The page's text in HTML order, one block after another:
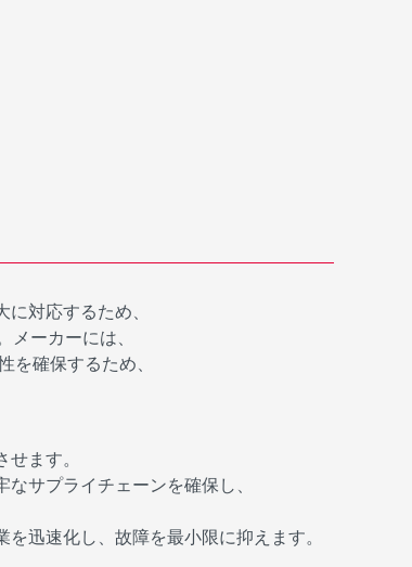
対応するため、
ーカーには、
確保するため、
ます。
サプライチェーンを確保し、
迅速化し、故障を最小限に抑えます。